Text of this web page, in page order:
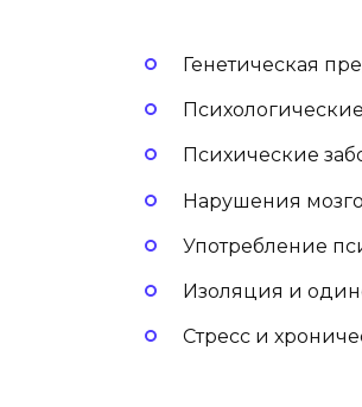
Генетическая
Психические
Нарушения
Употребление
Изоляция и
Стресс и